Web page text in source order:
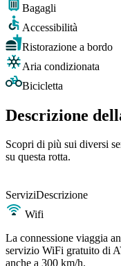
Bagagli
Accessibilità
Ristorazione a bordo
Aria condizionata
Bicicletta
Descrizione
Scopri di più sui diversi
su questa rotta.
ServiziDescrizione
Wifi
La connessione viaggia
servizio WiFi gratuito di
anche a 300 km/h.